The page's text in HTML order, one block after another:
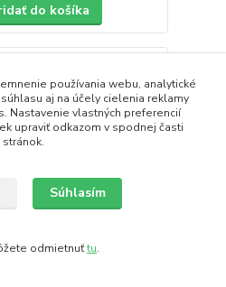
do košíka
používania webu, analytické
aj na účely cielenia reklamy
Nastavenie vlastných preferencií
upraviť odkazom v spodnej časti
stránok.
Súhlasím
odmietnuťtu.